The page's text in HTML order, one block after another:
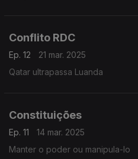
Conflito RDC
Ep. 12
21 mar. 2025
Qatar ultrapassa Luanda
Constituições
Ep. 11
14 mar. 2025
Manter o poder ou manipula-lo